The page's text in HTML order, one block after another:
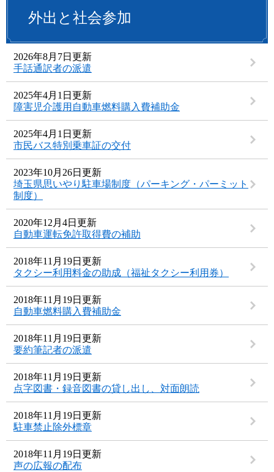
外出と社会参加
2026年8月7日更新
手話通訳者の派遣
2025年4月1日更新
障害児介護用自動車燃料購入費補助金
2025年4月1日更新
市民バス特別乗車証の交付
2023年10月26日更新
埼玉県思いやり駐車場制度（パーキング・パーミット
制度）
2020年12月4日更新
自動車運転免許取得費の補助
2018年11月19日更新
タクシー利用料金の助成（福祉タクシー利用券）
2018年11月19日更新
自動車燃料購入費補助金
2018年11月19日更新
要約筆記者の派遣
2018年11月19日更新
点字図書・録音図書の貸し出し、対面朗読
2018年11月19日更新
駐車禁止除外標章
2018年11月19日更新
声の広報の配布